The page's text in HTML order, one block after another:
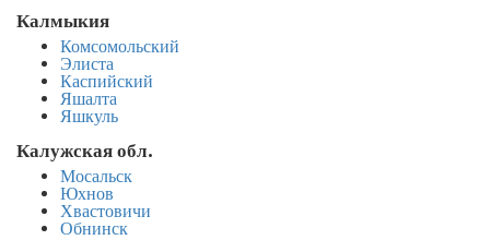
Калмыкия
Комсомольский
Элиста
Каспийский
Яшалта
Яшкуль
Калужская обл.
Мосальск
Юхнов
Хвастовичи
Обнинск